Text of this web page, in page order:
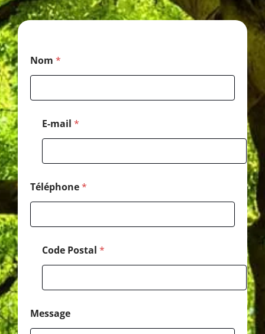
Nom *
o
E-mail *
Téléphone*
Code Postal *
Message